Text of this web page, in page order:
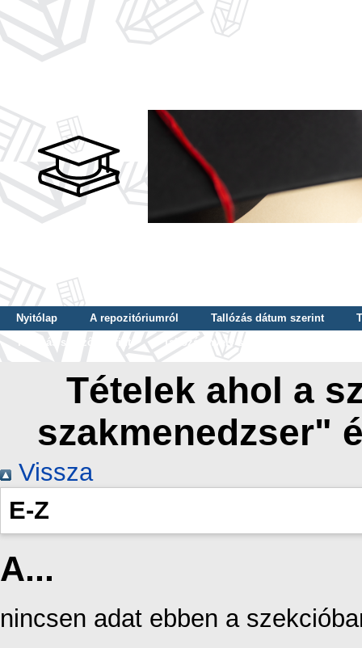
Nyitólap A repozitóriumról Tallózás dátum szerint
Tallózás szerző szerint
Tallózás nyelv szerint
Tételek ahol a
szakmenedzser"
Vissza
E-Z
A...
nincsen adat ebben a